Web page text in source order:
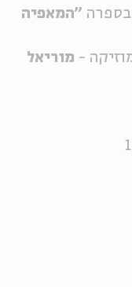
"המאפיה
- מוריאל